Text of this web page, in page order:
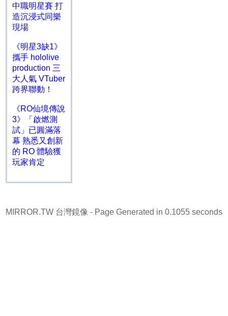
中職明星賽 打
造沉浸式同樂
現場
《明星3缺1》
攜手 hololive
production 三
大人氣 VTuber
跨界聯動！
《RO仙境傳說
3》「啟燃測
試」已圓滿落
幕 熟悉又創新
的 RO 體驗獲
玩家肯定
MIRROR.TW 台灣鏡像 - Page Generated in 0.1055 seconds